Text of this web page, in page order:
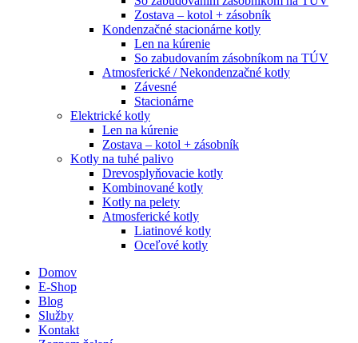
Zostava – kotol + zásobník
Kondenzačné stacionárne kotly
Len na kúrenie
So zabudovaním zásobníkom na TÚV
Atmosferické / Nekondenzačné kotly
Závesné
Stacionárne
Elektrické kotly
Len na kúrenie
Zostava – kotol + zásobník
Kotly na tuhé palivo
Drevosplyňovacie kotly
Kombinované kotly
Kotly na pelety
Atmosferické kotly
Liatinové kotly
Oceľové kotly
Domov
E-Shop
Blog
Služby
Kontakt